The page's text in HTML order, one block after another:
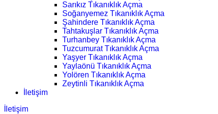
Sarıkız Tıkanıklık Açma
Soğanyemez Tıkanıklık Açma
Şahindere Tıkanıklık Açma
Tahtakuşlar Tıkanıklık Açma
Turhanbey Tıkanıklık Açma
Tuzcumurat Tıkanıklık Açma
Yaşyer Tıkanıklık Açma
Yaylaönü Tıkanıklık Açma
Yolören Tıkanıklık Açma
Zeytinli Tıkanıklık Açma
İletişim
İletişim